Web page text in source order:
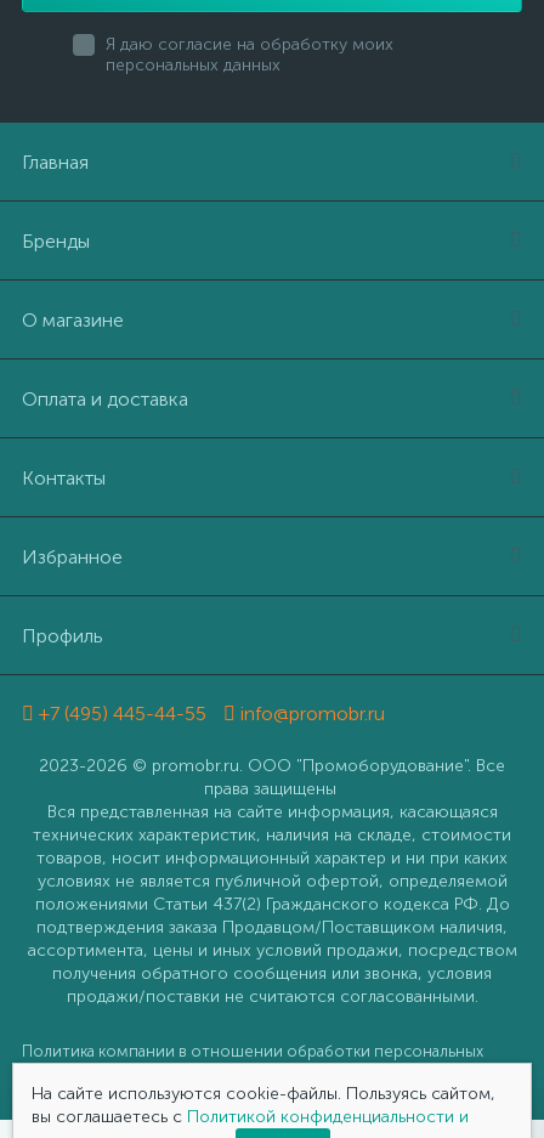
Я даю согласие на обработку моих
персональных данных
Главная
Бренды
О магазине
Оплата и доставка
Контакты
Избранное
Профиль
+7 (495) 445-44-55 info@promobr.ru
2023-2026 © promobr.ru. ООО "Промоборудование". Все
права защищены
Вся представленная на сайте информация, касающаяся
технических характеристик, наличия на складе, стоимости
товаров, носит информационный характер и ни при каких
условиях не является публичной офертой, определяемой
положениями Статьи 437(2) Гражданского кодекса РФ. До
подтверждения заказа Продавцом/Поставщиком наличия,
ассортимента, цены и иных условий продажи, посредством
получения обратного сообщения или звонка, условия
продажи/поставки не считаются согласованными.
Политика компании в отношении обработки персональных
данных
На сайте используются cookie-файлы. Пользуясь сайтом,
вы соглашаетесь с Политикой конфиденциальности и